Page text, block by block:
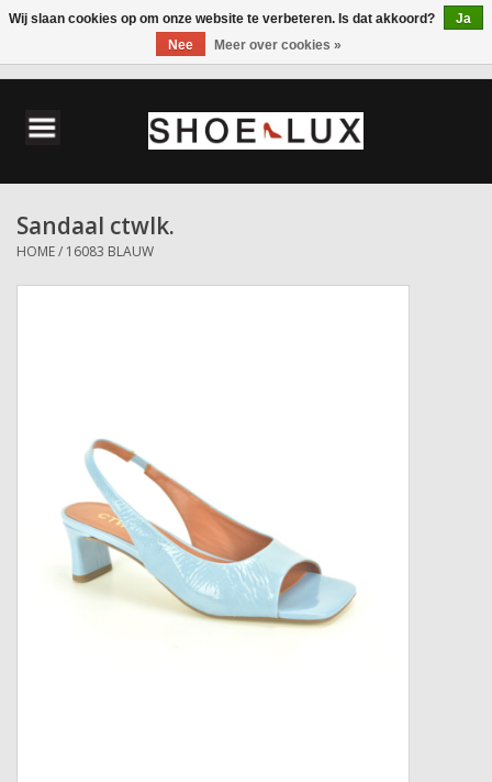
Herenschoenen
Accessoires
Sandaal ctwlk.
HOME/ 16083 BLAUW
Wij slaan cookies op om onze website te verbeteren. Is dat akkoord?
Ja
Nee
Meer over cookies »